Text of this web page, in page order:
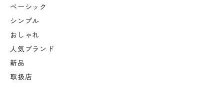
ベーシック
シンプル
おしゃれ
人気ブランド
新品
取扱店